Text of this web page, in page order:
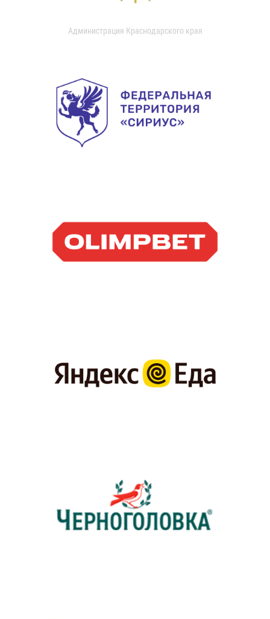
Администрация Краснодарского края